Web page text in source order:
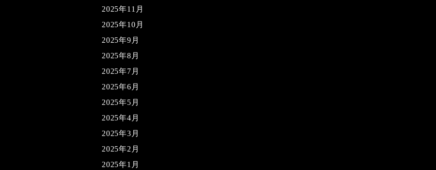
2025年11月
2025年10月
2025年9月
2025年8月
2025年7月
2025年6月
2025年5月
2025年4月
2025年3月
2025年2月
2025年1月